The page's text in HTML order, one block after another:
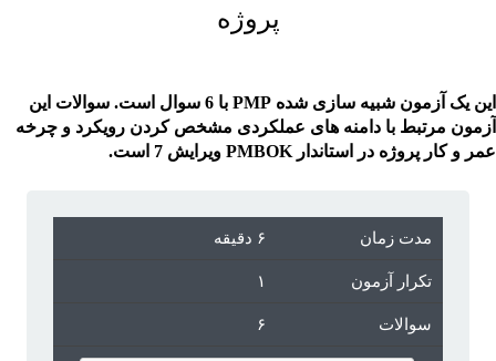
پروژه
این یک آزمون شبیه سازی شده PMP با 6 سوال است. سوالات این
آزمون مرتبط با دامنه های عملکردی مشخص کردن رویکرد و چرخه
عمر و کار پروژه در استاندار PMBOK ویرایش 7 است.
مدت زمان ۶ دقیقه
تکرار آزمون ۱
سوالات ۶